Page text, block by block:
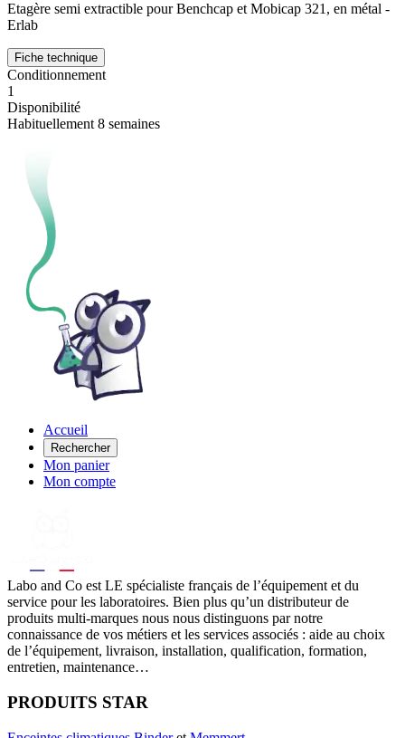
Etagère semi extractible pour Benchcap et Mobicap 321, en métal -
Erlab
Fiche technique
Conditionnement
1
Disponibilité
Habituellement 8 semaines
Accueil
Rechercher
Mon panier
Mon compte
Labo and Co est LE spécialiste français de l’équipement et du
service pour les laboratoires. Bien plus qu’un distributeur de
produits multi-marques nous nous distinguons par notre
connaissance de vos métiers et les services associés : aide au choix
de l’équipement, livraison, installation, qualification, formation,
entretien, maintenance…
PRODUITS STAR